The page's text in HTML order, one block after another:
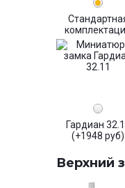
Гардиан
(+1948 руб)
Верхний